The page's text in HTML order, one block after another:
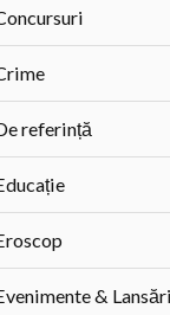
referință
& Lansări